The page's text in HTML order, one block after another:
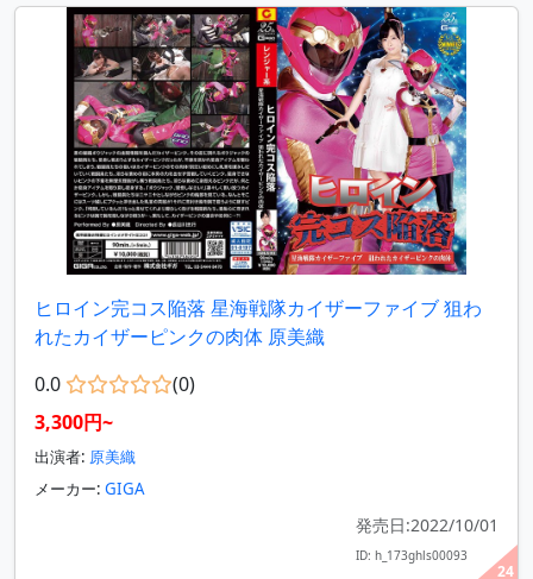
24
ヒロイン完コス陥落 星海戦隊カイザーファイブ 狙わ
れたカイザーピンクの肉体 原美織
0.0
(0)
3,300円~
出演者: 原美織
メーカー: GIGA
発売日:2022/10/01
ID: h_173ghls00093